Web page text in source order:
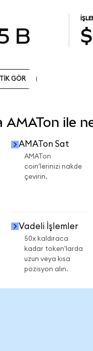
B
GÖR
ile
AMATon Sat
AMATon
coin'lerinizi nakde
çevirin.
Vadeli İşlemler
50x kaldıraca
kadar token'larda
uzun veya kısa
pozisyon alın.